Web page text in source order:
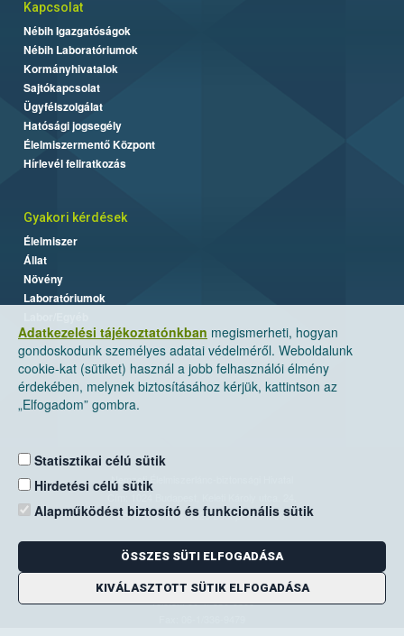
Adatkezelési tájékoztatónkban megismerheti, hogyan
gondoskodunk személyes adatai védelméről. Weboldalunk
cookie-kat (sütiket) használ a jobb felhasználói élmény
érdekében, melynek biztosításához kérjük, kattintson az
„Elfogadom” gombra.
Statisztikai célú sütik
Hirdetési célú sütik
Alapműködést biztosító és funkcionális sütik
ÖSSZES SÜTI ELFOGADÁSA
KIVÁLASZTOTT SÜTIK ELFOGADÁSA
Kapcsolat
Nébih Igazgatóságok
Nébih Laboratóriumok
Kormányhivatalok
Sajtókapcsolat
Ügyfélszolgálat
Hatósági jogsegély
Élelmiszermentő Központ
Hírlevél feliratkozás
Gyakori kérdések
Élelmiszer
Állat
Növény
Laboratóriumok
Nemzeti Élelmiszerlánc-biztonsági Hivatal
Levelezési cím: 1525 Budapest. Pf. 30.
E-mail:ugyfelszolgalat@nebih.gov.hu
Zöld szám: 06-80/263-244
Telefon: 06-1/ 336-9000